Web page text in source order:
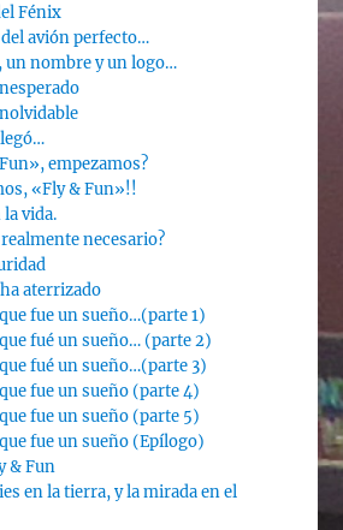
Fénix
del avión perfecto…
un nombre y un logo…
empezamos?
«Fly & Fun»!!
la vida.
necesario?
aterrizado
fue un sueño…(parte 1)
fué un sueño… (parte 2)
fué un sueño…(parte 3)
fue un sueño (parte 4)
fue un sueño (parte 5)
fue un sueño (Epílogo)
& Fun
en la tierra, y la mirada en el